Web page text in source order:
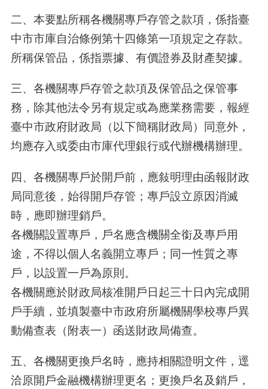
二、本要點所稱各機關專戶存管之款項，係指臺
中市市庫自治條例第十四條第一項規定之存款。
所稱保管品，係指票據、有價證券及財產契據。
三、各機關專戶存管之款項及保管品之保管事
務，除其他法令另有規定或為應業務需要，報經
臺中市政府財政局（以下簡稱財政局）同意外，
均應存入或委由市庫代理銀行或代辦機構辦理。
四、各機關專戶於開戶前，應敍明理由函報財政
局同意後，始得開戶存管；專戶設立原因消滅
時，應即辦理銷戶。
各機關設置專戶，戶名應含機關全銜及專戶用
途，不得以個人名義開立專戶；同一性質之專
戶，以設置一戶為原則。
各機關應於財政局核准開戶日起三十日內完成開
戶手續，並填製臺中市政府所屬機關學校專戶異
動備查表（附表一）函送財政局備查。
五、各機關更換戶名時，應持相關證明文件，逕
洽原開戶金融機構辦理更名；更換戶名及銷戶，